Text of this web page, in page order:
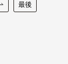
最後